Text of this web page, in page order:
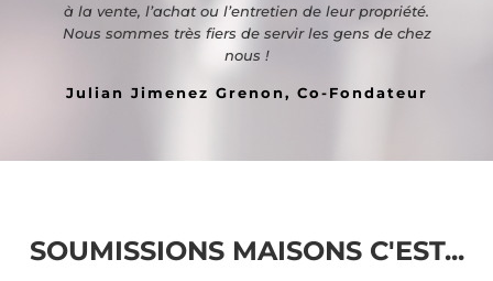
à la vente, l’achat ou l’entretien de leur propriété.
Nous sommes très fiers de servir les gens de chez
nous !
Julian Jimenez Grenon, Co-Fondateur
SOUMISSIONS MAISONS C'EST...